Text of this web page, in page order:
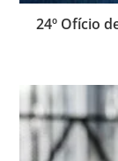
24º Ofício